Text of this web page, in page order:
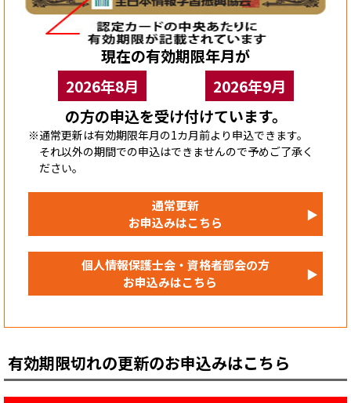
現在の有効期限年月が
2026年8月
2026年9月
の方の申込を受け付けています。
※通常更新は有効期限年月の1カ月前より申込できます。
それ以外の期間での申込はできませんので予めご了承く
ださい。
通常更新
お申込みはこちら
▶
個人情報保護士会・資格者部会の方
お申込みはこちら
▶
有効期限切れの更新のお申込みはこちら